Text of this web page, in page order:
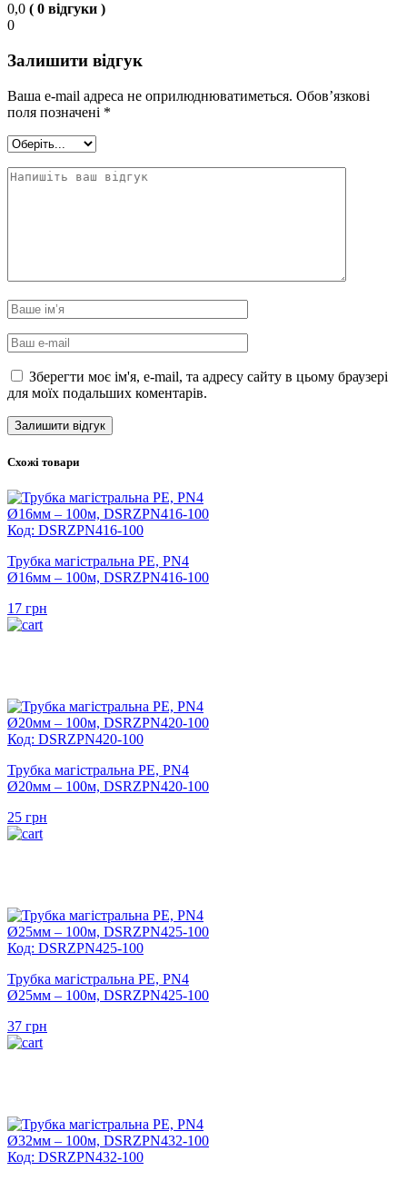
0,0 ( 0 відгуки )
0
Залишити відгук
Ваша e-mail адреса не оприлюднюватиметься. Обов’язкові
поля позначені *
Зберегти моє ім'я, e-mail, та адресу сайту в цьому браузері
для моїх подальших коментарів.
Схожі товари
Код: DSRZPN416-100
Трубка магістральна PE, PN4
Ø16мм – 100м, DSRZPN416-100
17 грн
Код: DSRZPN420-100
Трубка магістральна PE, PN4
Ø20мм – 100м, DSRZPN420-100
25 грн
Код: DSRZPN425-100
Трубка магістральна PE, PN4
Ø25мм – 100м, DSRZPN425-100
37 грн
Код: DSRZPN432-100